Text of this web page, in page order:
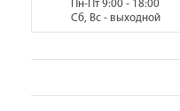
Пн-Пт 9:00 - 18:00
Сб, Вс - выходной